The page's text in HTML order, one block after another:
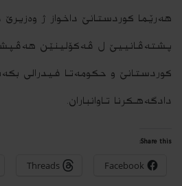
هه‌رێما كوردستانێ داخواز ژ
پشته‌ڤانییێ ل ڤه‌كۆلینێن
كوردستانێ و حكومه‌تا فیدرالى
دادگه‌هـكرنا تاوانباران.
Share this:
Facebook
Threads